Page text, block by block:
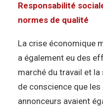
Responsabilité
normes de qualité
La crise économique
a également eu des
marché du travail et
de conscience que
annonceurs avaient